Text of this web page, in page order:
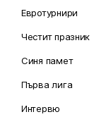
Евротурнири
Честит празник
Синя памет
Първа лига
Интервю